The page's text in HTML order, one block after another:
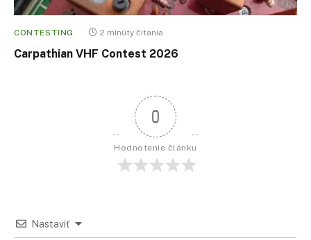
CONTESTING 2 minúty čítania
Carpathian VHF Contest 2026
0
Hodnotenie článku
Nastaviť